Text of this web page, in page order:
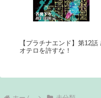
【プラチナエンド】第12話
オテロを許すな！